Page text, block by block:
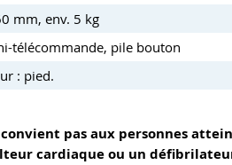
mm, env. 5 kg
télécommande, pile bouton
: pied.
convient pas aux personnes
cardiaque ou un